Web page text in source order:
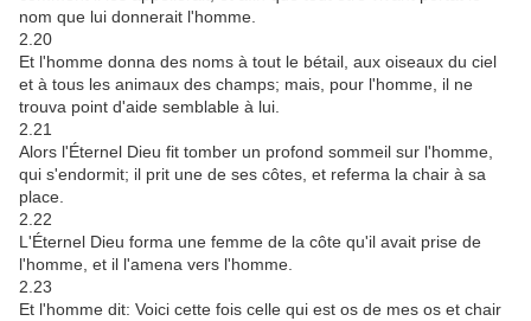
nom que lui donnerait l'homme.
2.20
Et l'homme donna des noms à tout le bétail, aux oiseaux du ciel
et à tous les animaux des champs; mais, pour l'homme, il ne
trouva point d'aide semblable à lui.
2.21
Alors l'Éternel Dieu fit tomber un profond sommeil sur l'homme,
qui s'endormit; il prit une de ses côtes, et referma la chair à sa
place.
2.22
L'Éternel Dieu forma une femme de la côte qu'il avait prise de
l'homme, et il l'amena vers l'homme.
2.23
Et l'homme dit: Voici cette fois celle qui est os de mes os et chair